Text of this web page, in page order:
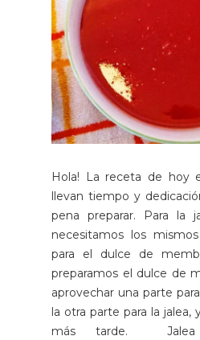
Hola! La receta de hoy
llevan tiempo y
pena preparar. Para la
necesitamos los
para el dulce de
preparamos el dulce de
aprovechar una parte
la otra parte para la jalea,
más tarde. Jalea